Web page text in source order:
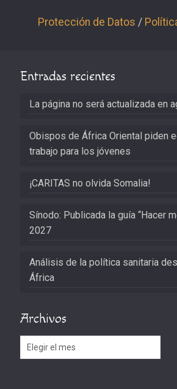
Protección de Datos /
Entradas recientes
La página no será actualizada en
Obispos de África Oriental piden
trabajo para los jóvenes
¡CARITAS no olvida Somalia!
Sínodo: Publicada la guía “Hacer
2027
Análisis de la política sanitaria
África
Archivos
Archivos